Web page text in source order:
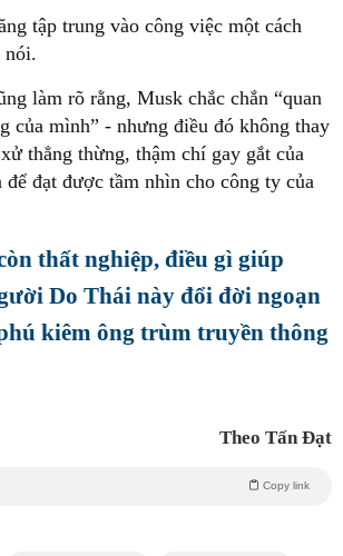
tập trung vào công việc một cách
nói.
làm rõ rằng, Musk chắc chắn “quan
của mình” - nhưng điều đó không thay
thẳng thừng, thậm chí gay gắt của
đạt được tầm nhìn cho công ty của
thất nghiệp, điều gì giúp
Do Thái này đổi đời ngoạn
kiêm ông trùm truyền thông
Theo Tấn Đạt
Copy link